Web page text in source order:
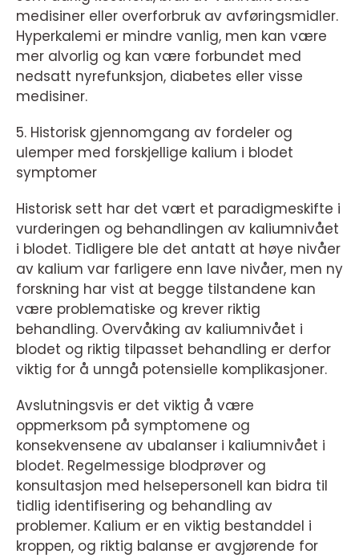
medisiner eller overforbruk av avføringsmidler.
Hyperkalemi er mindre vanlig, men kan være
mer alvorlig og kan være forbundet med
nedsatt nyrefunksjon, diabetes eller visse
medisiner.
5. Historisk gjennomgang av fordeler og
ulemper med forskjellige kalium i blodet
symptomer
Historisk sett har det vært et paradigmeskifte i
vurderingen og behandlingen av kaliumnivået
i blodet. Tidligere ble det antatt at høye nivåer
av kalium var farligere enn lave nivåer, men ny
forskning har vist at begge tilstandene kan
være problematiske og krever riktig
behandling. Overvåking av kaliumnivået i
blodet og riktig tilpasset behandling er derfor
viktig for å unngå potensielle komplikasjoner.
Avslutningsvis er det viktig å være
oppmerksom på symptomene og
konsekvensene av ubalanser i kaliumnivået i
blodet. Regelmessige blodprøver og
konsultasjon med helsepersonell kan bidra til
tidlig identifisering og behandling av
problemer. Kalium er en viktig bestanddel i
kroppen, og riktig balanse er avgjørende for